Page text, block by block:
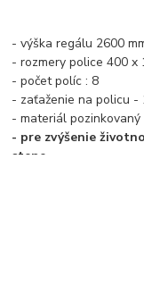
- výška regálu 2600
- rozmery police 400 x
- počet políc : 8
- zaťaženie na policu -
- materiál pozinkovaný
- pre zvýšenie
stene